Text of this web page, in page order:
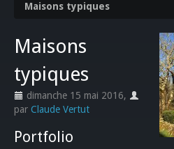
Maisons typiques
Maisons
typiques
dimanche 15 mai 2016,
par Claude Vertut
Portfolio